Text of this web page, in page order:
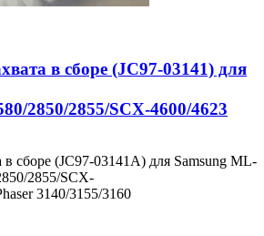
в сборе (JC97-03141) для
2850/2855/SCX-4600/4623
в сборе (JC97-03141A) для Samsung ML-
2855/SCX-
3140/3155/3160